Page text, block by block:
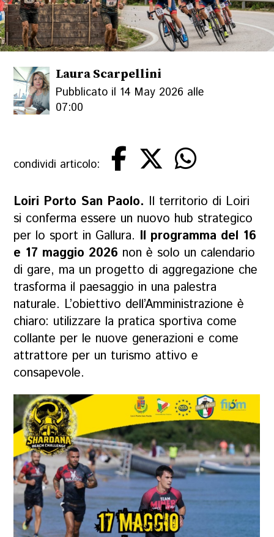
Laura Scarpellini
Pubblicato il 14 May 2026 alle
07:00
condividi articolo:
Loiri Porto San Paolo. Il territorio di Loiri
si conferma essere un nuovo hub strategico
per lo sport in Gallura. Il programma del 16
e 17 maggio 2026 non è solo un calendario
di gare, ma un progetto di aggregazione che
trasforma il paesaggio in una palestra
naturale. L’obiettivo dell’Amministrazione è
chiaro: utilizzare la pratica sportiva come
collante per le nuove generazioni e come
attrattore per un turismo attivo e
consapevole.